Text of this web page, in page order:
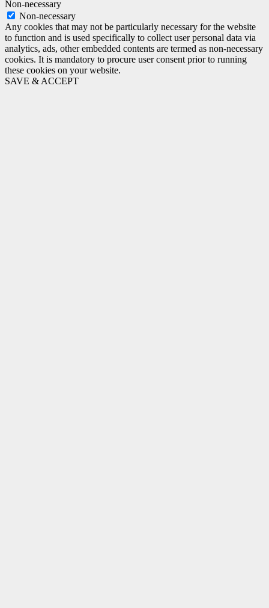
Non-necessary
Non-necessary
Any cookies that may not be particularly necessary for the website
to function and is used specifically to collect user personal data via
analytics, ads, other embedded contents are termed as non-necessary
cookies. It is mandatory to procure user consent prior to running
these cookies on your website.
SAVE & ACCEPT